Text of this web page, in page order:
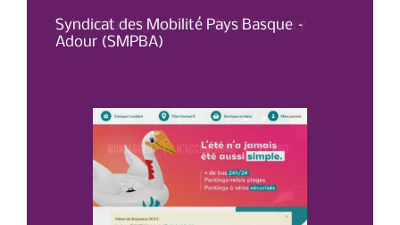
C.A. de la Région de Château-Thierry
Syndicat des Mobilité Pays Basque –
Adour (SMPBA)